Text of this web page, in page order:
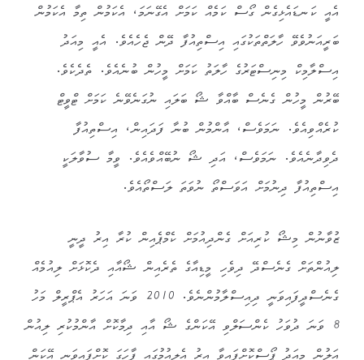
އެއީ ކަނޑައެޅިގެން ގޯސް ކަމެއް ކަމަށް އެގޭނަމަ، އެކަމުން ތިމާ އެކަމުން
ބަރީއަނުވެވޭ ހާލަތްތަކުގައި އިސްތިއުފާ ދޭން ޖެހެއެވެ. އެއީ މިއަދު
އިސްލާމިކް މިނިސްޓަރުގެ ހާލަތު ކަމަށް މީހުން ބުނެއެވެ. ތެދެކެވެ.
ބޭރުން މީހުން ގެނެސް ބާއްވާ ޝޯ ބަލައި ނުގަނެވޭނެ ކަމަށް ޓްވީޓް
ކުރެއްވިއެވެ. ނަމަވެސް، އާންމުން ބުނާ ފަދައިން، އިސްތިއުފާ
ދެވިދާނެއެވެ. ނަމަވެސް، އަދި ޝޯ ނުބޭއްވެއެވެ. ވީމާ ސުވާލަކީ
އިސްތިއުފާ ދިނުމަށް އަވަސްތޯ ނުވަތަ ލަސްތޯއެވެ.
ޒުވާނުން މިޝޯ ކުރިއަށް ގެންދިއުމަށް ކެމްޕެއިން ކުރާ އިރު ދީނީ
ލިއުންތަށް ގެނެސްދޭ ދިވެހި މީޑިއާގެ ތެރެއިން ޝޯއާއި ދެކޮޅަށް ލިއުމެއް
ގެނެސްދީފައިވަނީ ދިއިސްލާމުންނެވެ. 2010 ވަނަ އަހަރު އެޕްރީލް މަހު
8 ވަނަ ދުވަހު ކެންސަލްވި އޭކަންގެ ޝޯ އާއި ދިމާކޮށް އާންމުކުރި ލިއުން